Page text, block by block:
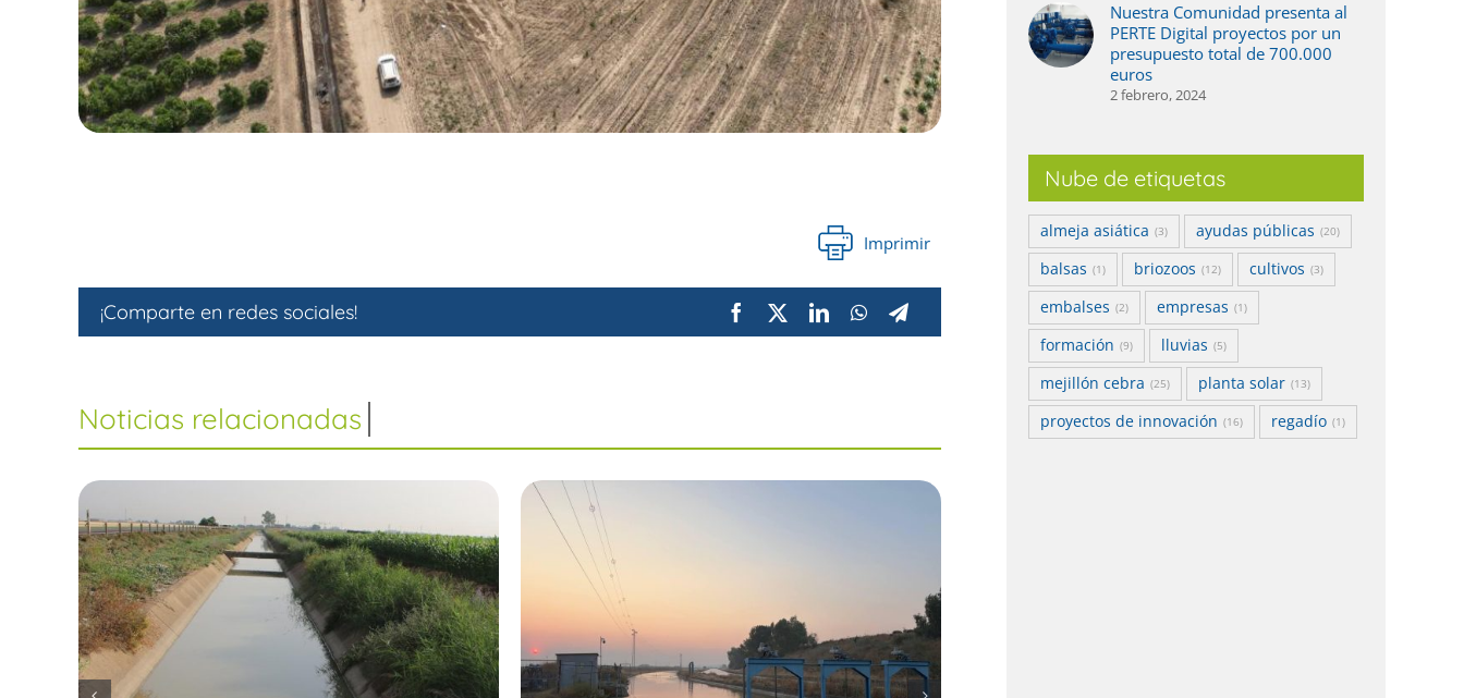
Imprimir
¡Comparte en redes sociales!
Nuestra Comunidad presenta al
PERTE Digital proyectos por un
presupuesto total de 700.000
euros
2 febrero, 2024
Nube de etiquetas
almeja asiática (3) ayudas públicas (20)
balsas (1) briozoos (12) cultivos (3)
embalses (2) empresas (1)
formación (9) lluvias (5)
mejillón cebra (25) planta solar (13)
proyectos de innovación (16) regadío (1)